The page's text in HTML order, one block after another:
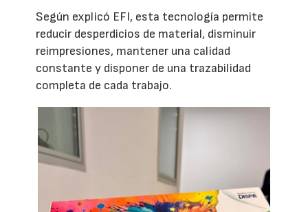
Según explicó EFI, esta tecnología permite
reducir desperdicios de material, disminuir
reimpresiones, mantener una calidad
constante y disponer de una trazabilidad
completa de cada trabajo.